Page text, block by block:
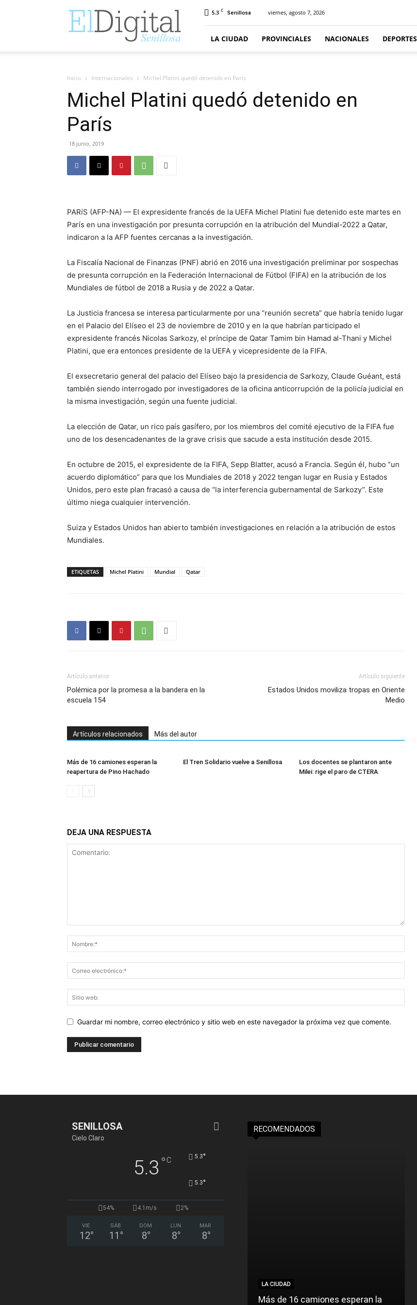
5.3 C Senillosa viernes, agosto 7, 2026
LA CIUDAD PROVINCIALES NACIONALES DEPORTES
Inicio Internacionales Michel Platini quedó detenido en París
Michel Platini quedó detenido en
París
18 junio, 2019
PARíS (AFP-NA) — El expresidente francés de la UEFA Michel Platini fue detenido este martes en
París en una investigación por presunta corrupción en la atribución del Mundial-2022 a Qatar,
indicaron a la AFP fuentes cercanas a la investigación.
La Fiscalía Nacional de Finanzas (PNF) abrió en 2016 una investigación preliminar por sospechas
de presunta corrupción en la Federación Internacional de Fútbol (FIFA) en la atribución de los
Mundiales de fútbol de 2018 a Rusia y de 2022 a Qatar.
La Justicia francesa se interesa particularmente por una “reunión secreta” que habría tenido lugar
en el Palacio del Elíseo el 23 de noviembre de 2010 y en la que habrían participado el
expresidente francés Nicolas Sarkozy, el príncipe de Qatar Tamim bin Hamad al-Thani y Michel
Platini, que era entonces presidente de la UEFA y vicepresidente de la FIFA.
El exsecretario general del palacio del Elíseo bajo la presidencia de Sarkozy, Claude Guéant, está
también siendo interrogado por investigadores de la oficina anticorrupción de la policía judicial en
la misma investigación, según una fuente judicial.
La elección de Qatar, un rico país gasífero, por los miembros del comité ejecutivo de la FIFA fue
uno de los desencadenantes de la grave crisis que sacude a esta institución desde 2015.
En octubre de 2015, el expresidente de la FIFA, Sepp Blatter, acusó a Francia. Según él, hubo “un
acuerdo diplomático” para que los Mundiales de 2018 y 2022 tengan lugar en Rusia y Estados
Unidos, pero este plan fracasó a causa de “la interferencia gubernamental de Sarkozy”. Este
último niega cualquier intervención.
Suiza y Estados Unidos han abierto también investigaciones en relación a la atribución de estos
Mundiales.
ETIQUETAS Michel Platini Mundial Qatar
Artículo anterior
Polémica por la promesa a la bandera en la
escuela 154
Artículo siguiente
Estados Unidos moviliza tropas en Oriente
Medio
Artículos relacionados Más del autor
Más de 16 camiones esperan la
reapertura de Pino Hachado
El Tren Solidario vuelve a Senillosa
Los docentes se plantaron ante
Milei: rige el paro de CTERA
DEJA UNA RESPUESTA
Guardar mi nombre, correo electrónico y sitio web en este navegador la próxima vez que comente.
SENILLOSA
Cielo Claro
5.3 °C 5.3°
5.3°
54% 4.1m/s 2%
VIE
12°
SÁB
11 °
DOM
8°
LUN
8°
MAR
8°
RECOMENDADOS
LA CIUDAD
Más de 16 camiones esperan la